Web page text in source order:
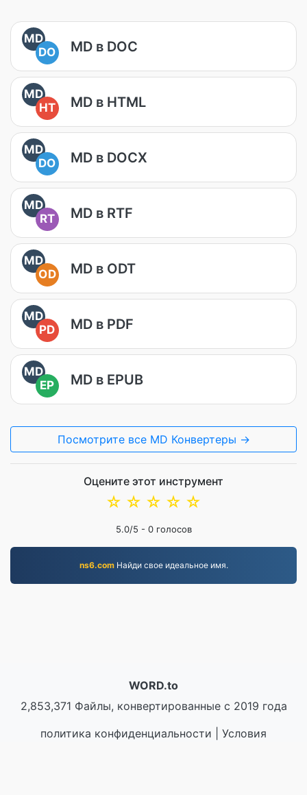
MD
DO
MD в DOC
MD
HT
MD в HTML
MD
DO
MD в DOCX
MD
RT
MD в RTF
MD
OD
MD в ODT
MD
PD
MD в PDF
MD
EP
MD в EPUB
Посмотрите все MD Конвертеры →
Оцените этот инструмент
☆
☆
☆
☆
☆
5.0/5 - 0голосов
ns6.comНайди свое идеальное имя.
WORD.to
2,853,371 Файлы, конвертированные с 2019 года
политика конфиденциальности
Условия